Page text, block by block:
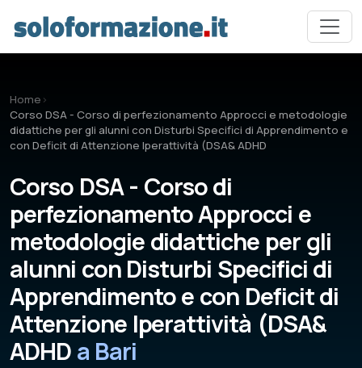
Home ›
Corso DSA - Corso di perfezionamento Approcci e metodologie
didattiche per gli alunni con Disturbi Specifici di Apprendimento e
con Deficit di Attenzione Iperattività (DSA& ADHD
Corso DSA - Corso di
perfezionamento Approcci e
metodologie didattiche per gli
alunni con Disturbi Specifici di
Apprendimento e con Deficit di
Attenzione Iperattività (DSA&
ADHD a Bari